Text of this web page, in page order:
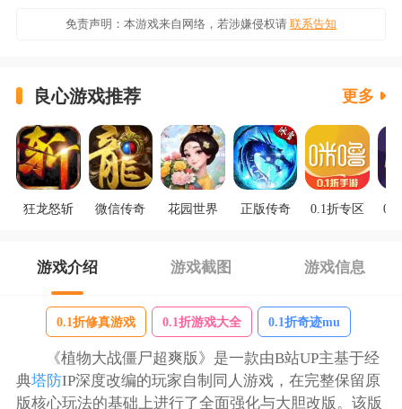
免责声明：本游戏来自网络，若涉嫌侵权请 联系告知
良心游戏推荐 更多
狂龙怒斩 微信传奇 花园世界 正版传奇 0.1折专区
游戏介绍 游戏截图 游戏信息
0.1折修真游戏 0.1折游戏大全 0.1折奇迹mu
《植物大战僵尸超爽版》是一款由B站UP主基于经
典塔防IP深度改编的玩家自制同人游戏，在完整保留原
版核心玩法的基础上进行了全面强化与大胆改版。该版